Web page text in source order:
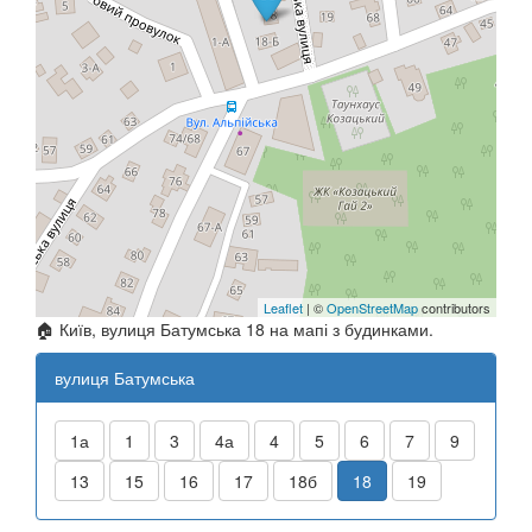
Leaflet | ©OpenStreetMapcontributors
🏠 Київ, вулиця Батумська 18 на мапі з будинками.
вулиця Батумська
1а 1 3 4а 4 5 6 7
9
13
15 16 17 18б 18 19